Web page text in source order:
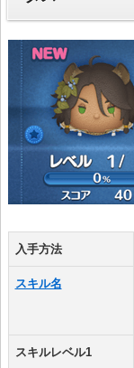
入手方法
スキル名
スキルレベル1